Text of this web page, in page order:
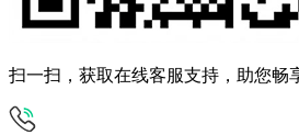
扫一扫，获取在线客服支持，助您畅